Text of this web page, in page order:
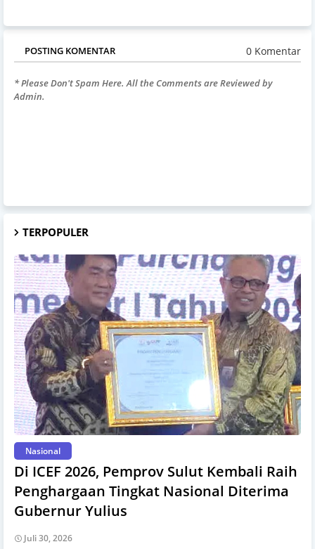
POSTING KOMENTAR 0 Komentar
* Please Don't Spam Here. All the Comments are Reviewed by
Admin.
TERPOPULER
Nasional
Di ICEF 2026, Pemprov Sulut Kembali Raih
Penghargaan Tingkat Nasional Diterima
Gubernur Yulius
Juli 30, 2026